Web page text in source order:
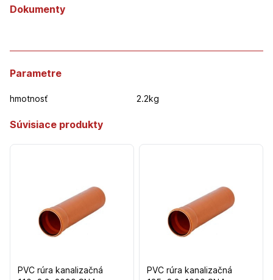
Dokumenty
Parametre
hmotnosť 2.2kg
Súvisiace produkty
PVC rúra kanalizačná
PVC rúra kanalizačná